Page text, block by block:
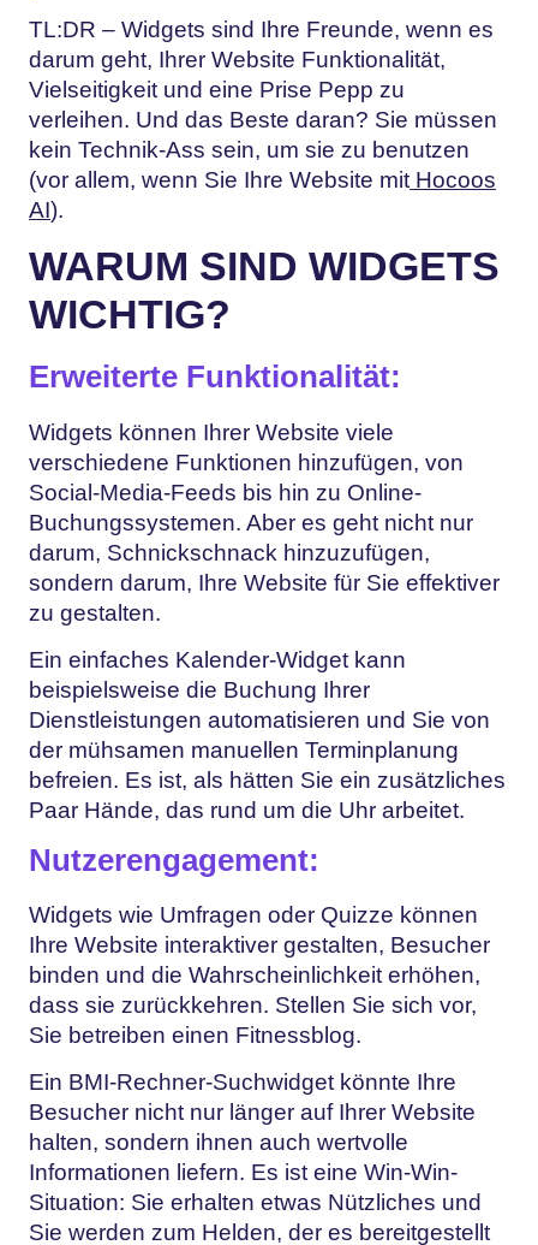
TL:DR – Widgets sind Ihre Freunde, wenn es
darum geht, Ihrer Website Funktionalität,
Vielseitigkeit und eine Prise Pepp zu
verleihen. Und das Beste daran? Sie müssen
kein Technik-Ass sein, um sie zu benutzen
(vor allem, wenn Sie Ihre Website mit Hocoos
AI).
WARUM SIND WIDGETS
WICHTIG?
Erweiterte Funktionalität:
Widgets können Ihrer Website viele
verschiedene Funktionen hinzufügen, von
Social-Media-Feeds bis hin zu Online-
Buchungssystemen. Aber es geht nicht nur
darum, Schnickschnack hinzuzufügen,
sondern darum, Ihre Website für Sie effektiver
zu gestalten.
Ein einfaches Kalender-Widget kann
beispielsweise die Buchung Ihrer
Dienstleistungen automatisieren und Sie von
der mühsamen manuellen Terminplanung
befreien. Es ist, als hätten Sie ein zusätzliches
Paar Hände, das rund um die Uhr arbeitet.
Nutzerengagement:
Widgets wie Umfragen oder Quizze können
Ihre Website interaktiver gestalten, Besucher
binden und die Wahrscheinlichkeit erhöhen,
dass sie zurückkehren. Stellen Sie sich vor,
Sie betreiben einen Fitnessblog.
Ein BMI-Rechner-Suchwidget könnte Ihre
Besucher nicht nur länger auf Ihrer Website
halten, sondern ihnen auch wertvolle
Informationen liefern. Es ist eine Win-Win-
Situation: Sie erhalten etwas Nützliches und
Sie werden zum Helden, der es bereitgestellt